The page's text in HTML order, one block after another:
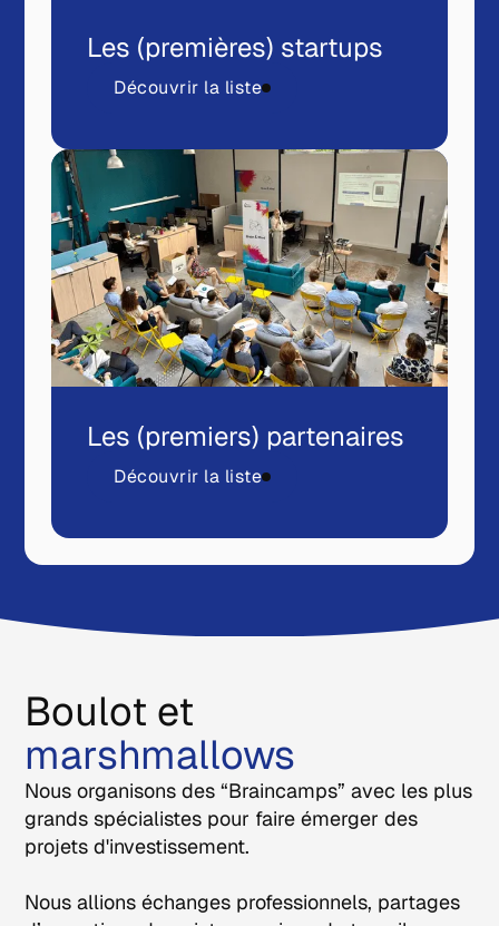
Les (premières) startups
Découvrir la liste
Les (premiers) partenaires
Découvrir la liste
Boulot et
marshmallows
Nous organisons des “Braincamps” avec les plus
grands spécialistes pour faire émerger des
projets d'investissement.
Nous allions échanges professionnels, partages